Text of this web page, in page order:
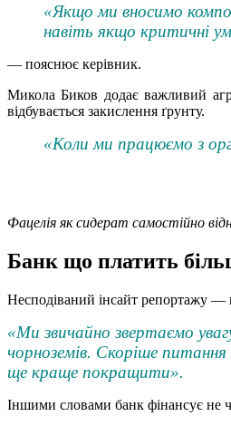
«Якщо ми вносимо
навіть якщо критичні
— пояснює керівник.
Микола Биков додає важливий
відбувається закислення ґрунту.
«Коли ми працюємо з
Фацелія як сидерат самостійно
Банк що платить
Несподіваний інсайт репортажу —
«Ми звичайно звертаємо
чорноземів. Скоріше
ще краще покращити».
Іншими словами банк фінансує не